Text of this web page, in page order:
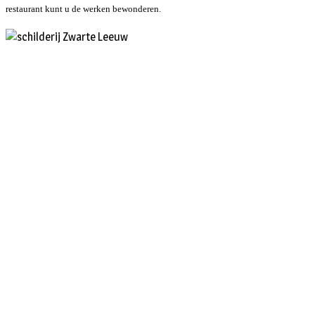
restaurant kunt u de werken bewonderen.